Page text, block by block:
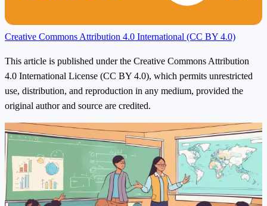
Creative Commons Attribution 4.0 International (CC BY 4.0)
This article is published under the Creative Commons Attribution
4.0 International License (CC BY 4.0), which permits unrestricted
use, distribution, and reproduction in any medium, provided the
original author and source are credited.